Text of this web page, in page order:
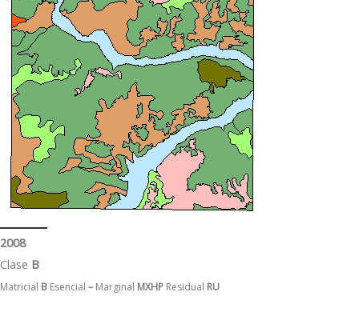
2008
Clase B
Matricial B Esencial – Marginal MXHP Residual RU